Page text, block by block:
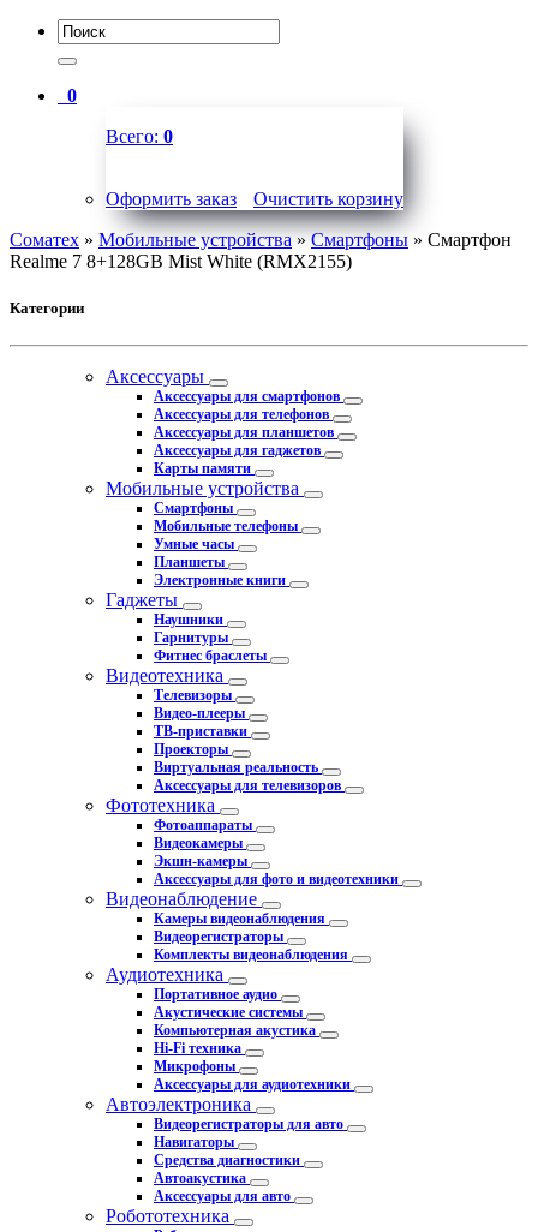
0
Всего: 0
Оформить заказ
Очистить корзину
Соматех » Мобильные устройства»Смартфоны » Смартфон
Realme 7 8+128GB Mist White (RMX2155)
Категории
Аксессуары
Аксессуары для смартфонов
Аксессуары для телефонов
Аксессуары для планшетов
Аксессуары для гаджетов
Карты памяти
Мобильные устройства
Смартфоны
Мобильные телефоны
Умные часы
Планшеты
Электронные книги
Гаджеты
Наушники
Гарнитуры
Фитнес браслеты
Видеотехника
Телевизоры
Видео-плееры
ТВ-приставки
Проекторы
Виртуальная реальность
Аксессуары для телевизоров
Фототехника
Фотоаппараты
Видеокамеры
Экшн-камеры
Аксессуары для фото и видеотехники
Видеонаблюдение
Камеры видеонаблюдения
Видеорегистраторы
Комплекты видеонаблюдения
Аудиотехника
Портативное аудио
Акустические системы
Компьютерная акустика
Hi-Fi техника
Микрофоны
Аксессуары для аудиотехники
Автоэлектроника
Видеорегистраторы для авто
Навигаторы
Средства диагностики
Автоакустика
Аксессуары для авто
Робототехника